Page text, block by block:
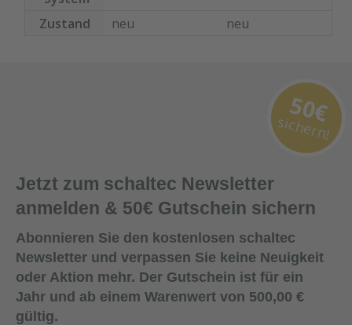
Elementrahmen.
Bestellen Sie das
komplette
Zubehör zum
Sanieren gleich
mit. - Von der
Dichtfugenmass
e, Nieten,
Schrauben,
Kunststoffeinsät
zen bis zu
Reparaturplättc
Zustand neu neu
Jetzt zum schaltec Newsletter
anmelden & 50€ Gutschein sichern
Abonnieren Sie den kostenlosen schaltec
Newsletter und verpassen Sie keine Neuigkeit
oder Aktion mehr. Der Gutschein ist für ein
Jahr und ab einem Warenwert von 500,00 €
gültig.
50€
sichern!